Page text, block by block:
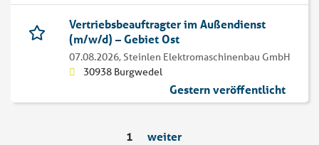
Vertriebsbeauftragter im Außendienst
(m/w/d) – Gebiet Ost
07.08.2026,Steinlen Elektromaschinenbau GmbH
30938 Burgwedel
Gestern veröffentlicht
1 weiter